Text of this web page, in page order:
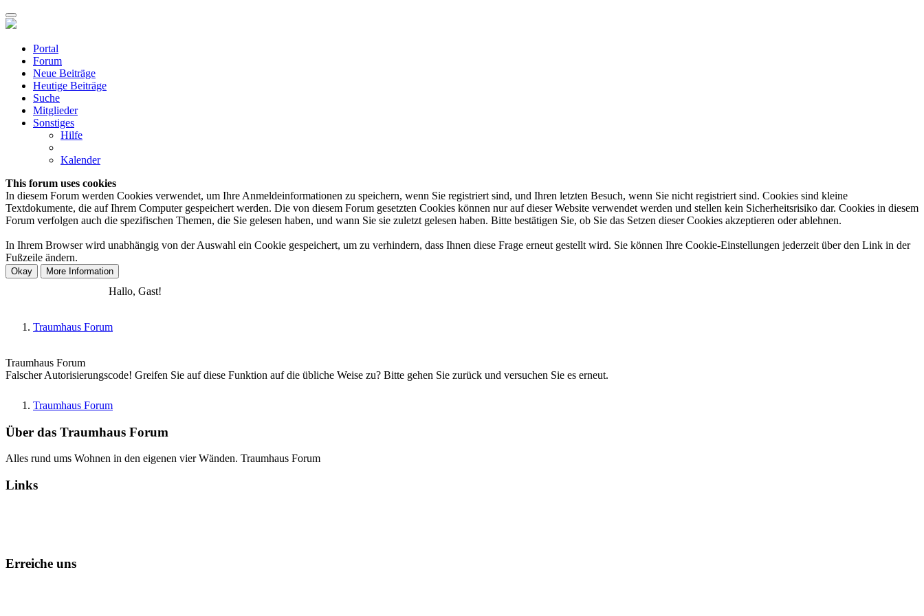
Portal
Forum
Neue Beiträge
Heutige Beiträge
Suche
Mitglieder
Sonstiges
Hilfe
Kalender
This forum uses cookies
In diesem Forum werden Cookies verwendet, um Ihre Anmeldeinformationen zu speichern, wenn Sie registriert sind, und Ihren letzten Besuch, wenn Sie nicht registriert sind. Cookies sind kleine
Textdokumente, die auf Ihrem Computer gespeichert werden. Die von diesem Forum gesetzten Cookies können nur auf dieser Website verwendet werden und stellen kein Sicherheitsrisiko dar. Cookies in diesem
Forum verfolgen auch die spezifischen Themen, die Sie gelesen haben, und wann Sie sie zuletzt gelesen haben. Bitte bestätigen Sie, ob Sie das Setzen dieser Cookies akzeptieren oder ablehnen.
In Ihrem Browser wird unabhängig von der Auswahl ein Cookie gespeichert, um zu verhindern, dass Ihnen diese Frage erneut gestellt wird. Sie können Ihre Cookie-Einstellungen jederzeit über den Link in der
Fußzeile ändern.
Hallo, Gast!
Traumhaus Forum
Traumhaus Forum
Falscher Autorisierungscode! Greifen Sie auf diese Funktion auf die übliche Weise zu? Bitte gehen Sie zurück und versuchen Sie es erneut.
Traumhaus Forum
Über das Traumhaus Forum
Alles rund ums Wohnen in den eigenen vier Wänden. Traumhaus Forum
Links
Erreiche uns